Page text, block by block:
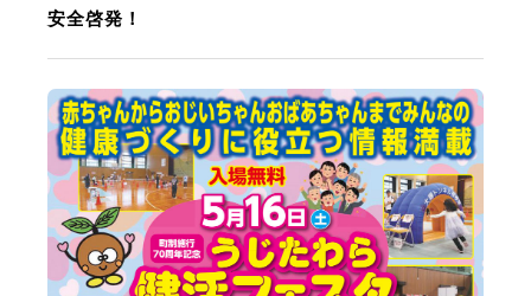
安全啓発！